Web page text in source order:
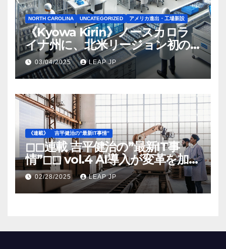
NORTH CAROLINA UNCATEGORIZED アメリカ進出・工場新設
《Kyowa Kirin》ノースカロラ
イナ州に、北米リージョン初の
工場建設を決定
03/04/2025 LEAP JP
《連載》 吉平健治の”最新IT事情”
◻︎◻︎連載 吉平健治の”最新IT事
情”◻︎◻︎ vol.4 AI導入が変革を加速
する米国製造業の最前線
02/28/2025 LEAP JP